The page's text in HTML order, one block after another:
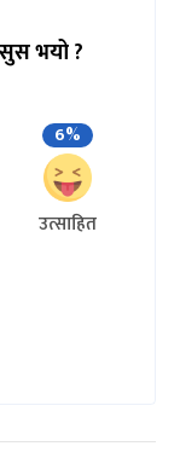
भयो ?
6%
उत्साहित